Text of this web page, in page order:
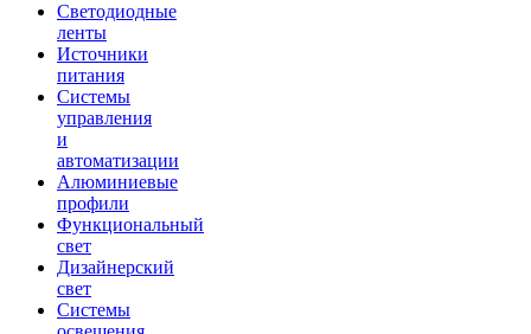
Светодиодные
ленты
Источники
питания
Системы
управления
и
автоматизации
Алюминиевые
профили
Функциональный
свет
Дизайнерский
свет
Системы